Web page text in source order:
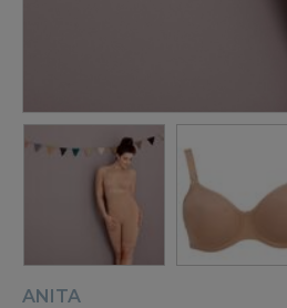
ANITA